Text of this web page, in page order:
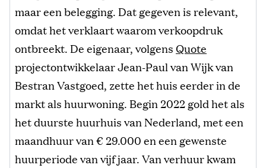
maar een belegging. Dat gegeven is relevant,
omdat het verklaart waarom verkoopdruk
ontbreekt. De eigenaar, volgensQuote
projectontwikkelaar Jean-Paul van Wijk van
Bestran Vastgoed, zette het huis eerder in de
markt als huurwoning. Begin 2022 gold het als
het duurste huurhuis van Nederland, met een
maandhuur van € 29.000 en een gewenste
huurperiode van vijf jaar. Van verhuur kwam